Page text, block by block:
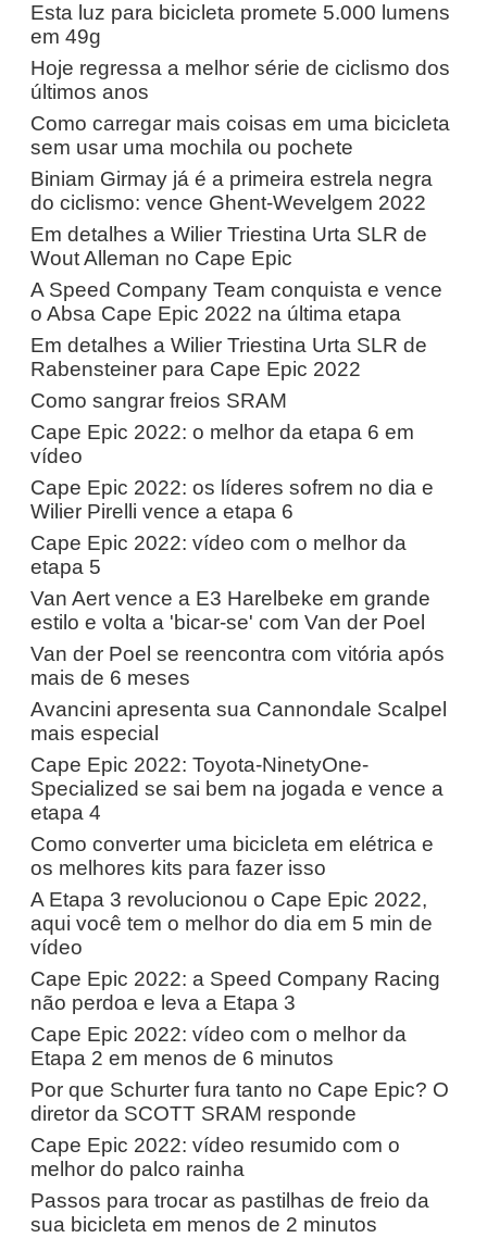
Esta luz para bicicleta promete 5.000 lumens
em 49g
Hoje regressa a melhor série de ciclismo dos
últimos anos
Como carregar mais coisas em uma bicicleta
sem usar uma mochila ou pochete
Biniam Girmay já é a primeira estrela negra
do ciclismo: vence Ghent-Wevelgem 2022
Em detalhes a Wilier Triestina Urta SLR de
Wout Alleman no Cape Epic
A Speed ​​Company Team conquista e vence
o Absa Cape Epic 2022 na última etapa
Em detalhes a Wilier Triestina Urta SLR de
Rabensteiner para Cape Epic 2022
Como sangrar freios SRAM
Cape Epic 2022: o melhor da etapa 6 em
vídeo
Cape Epic 2022: os líderes sofrem no dia e
Wilier Pirelli vence a etapa 6
Cape Epic 2022: vídeo com o melhor da
etapa 5
Van Aert vence a E3 Harelbeke em grande
estilo e volta a 'bicar-se' com Van der Poel
Van der Poel se reencontra com vitória após
mais de 6 meses
Avancini apresenta sua Cannondale Scalpel
mais especial
Cape Epic 2022: Toyota-NinetyOne-
Specialized se sai bem na jogada e vence a
etapa 4
Como converter uma bicicleta em elétrica e
os melhores kits para fazer isso
A Etapa 3 revolucionou o Cape Epic 2022,
aqui você tem o melhor do dia em 5 min de
vídeo
Cape Epic 2022: a Speed ​​Company Racing
não perdoa e leva a Etapa 3
Cape Epic 2022: vídeo com o melhor da
Etapa 2 em menos de 6 minutos
Por que Schurter fura tanto no Cape Epic? O
diretor da SCOTT SRAM responde
Cape Epic 2022: vídeo resumido com o
melhor do palco rainha
Passos para trocar as pastilhas de freio da
sua bicicleta em menos de 2 minutos